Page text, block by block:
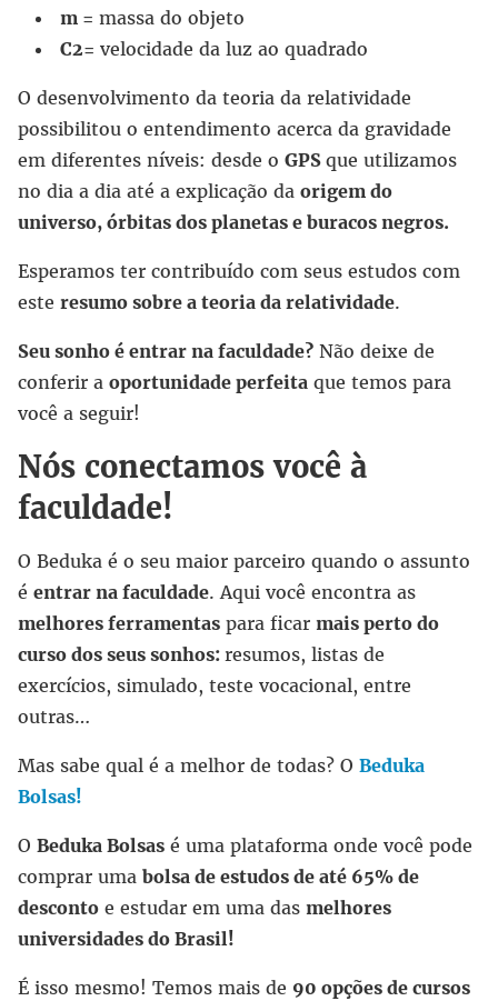
m = massa do objeto
C2= velocidade da luz ao quadrado
O desenvolvimento da teoria da relatividade
possibilitou o entendimento acerca da gravidade
em diferentes níveis: desde o GPS que utilizamos
no dia a dia até a explicação da origem do
universo, órbitas dos planetas e buracos negros.
Esperamos ter contribuído com seus estudos com
este resumo sobre a teoria da relatividade.
Seu sonho é entrar na faculdade? Não deixe de
conferir a oportunidade perfeita que temos para
você a seguir!
Nós conectamos você à
faculdade!
O Beduka é o seu maior parceiro quando o assunto
é entrar na faculdade. Aqui você encontra as
melhores ferramentas para ficar mais perto do
curso dos seus sonhos: resumos, listas de
exercícios, simulado, teste vocacional, entre
outras…
Mas sabe qual é a melhor de todas? O Beduka
Bolsas!
O Beduka Bolsas é uma plataforma onde você pode
comprar uma bolsa de estudos de até 65% de
desconto e estudar em uma das melhores
universidades do Brasil!
É isso mesmo! Temos mais de 90 opções de cursos